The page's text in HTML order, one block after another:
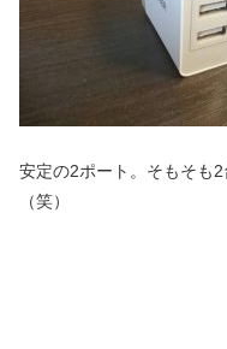
安定の2ポート。そもそも
（笑）